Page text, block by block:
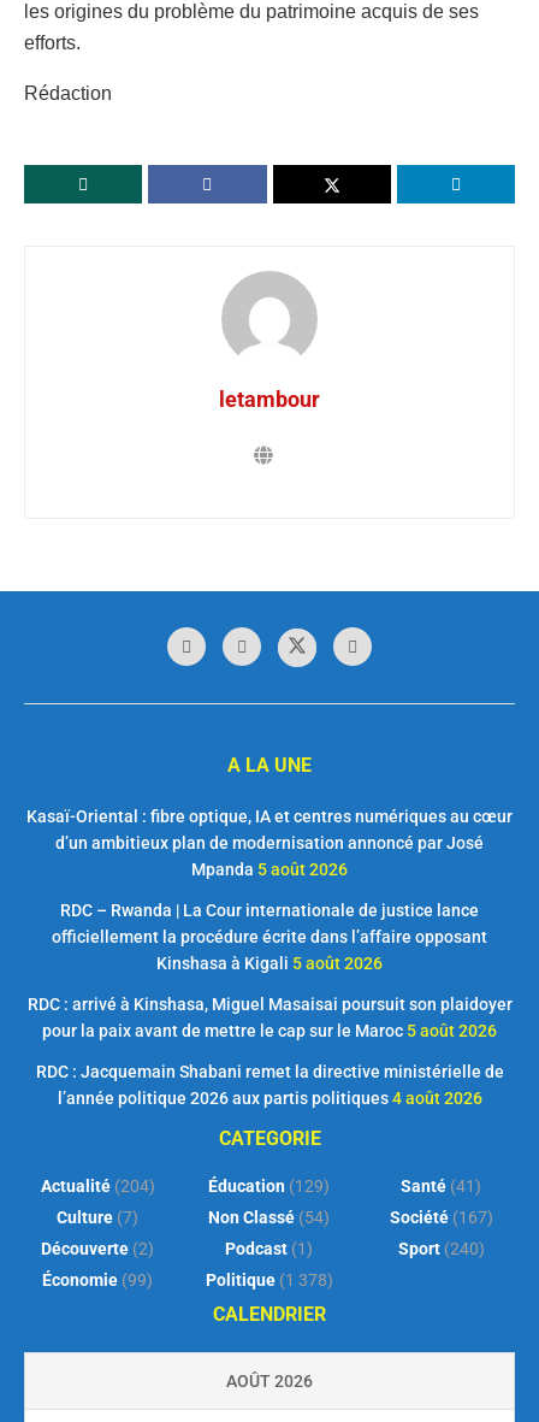
les origines du problème du patrimoine acquis de ses
efforts.
Rédaction
letambour
A LA UNE
Kasaï-Oriental : fibre optique, IA et centres numériques au cœur
d’un ambitieux plan de modernisation annoncé par José
Mpanda 5 août 2026
RDC – Rwanda | La Cour internationale de justice lance
officiellement la procédure écrite dans l’affaire opposant
Kinshasa à Kigali 5 août 2026
RDC : arrivé à Kinshasa, Miguel Masaisai poursuit son plaidoyer
pour la paix avant de mettre le cap sur le Maroc 5 août 2026
RDC : Jacquemain Shabani remet la directive ministérielle de
l’année politique 2026 aux partis politiques 4 août 2026
CATEGORIE
Actualité(204)
Culture (7)
Découverte (2)
Économie (99)
Éducation (129)
Non Classé (54)
Podcast (1)
Politique(1 378)
Santé (41)
Société(167)
Sport(240)
CALENDRIER
AOÛT 2026